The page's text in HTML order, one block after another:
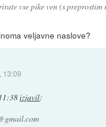
vse pike ven (s preprostim
veljavne naslove?
13:09
izjavil: